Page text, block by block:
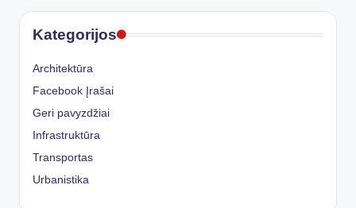
Kategorijos
Architektūra
Facebook Įrašai
Geri pavyzdžiai
Infrastruktūra
Transportas
Urbanistika